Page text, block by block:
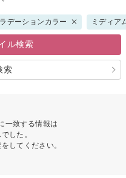
デーションカラー ミディア
ル検索
索
一致する情報は
した。
してください。